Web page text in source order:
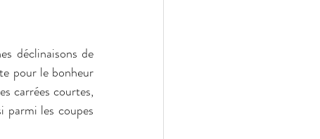
déclinaisons de
pour le bonheur
carrées courtes,
parmi les coupes